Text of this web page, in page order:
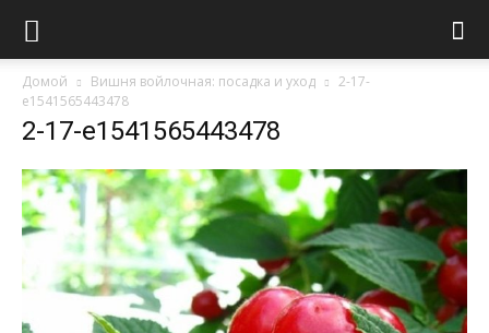
Домой Вишня войлочная: посадка и уход
2-17-
e1541565443478
2-17-e1541565443478